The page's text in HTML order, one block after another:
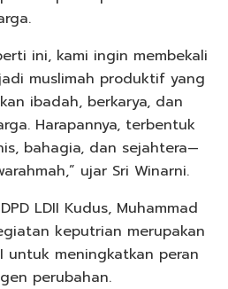
ini, kami ingin membekali
muslimah produktif yang
ibadah, berkarya, dan
Harapannya, terbentuk
bahagia, dan sejahtera—
ujar Sri Winarni.
LDII Kudus, Muhammad
keputrian merupakan
untuk meningkatkan peran
perubahan.